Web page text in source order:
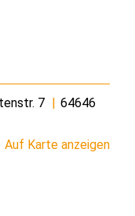
7
64646
Auf Karte anzeigen